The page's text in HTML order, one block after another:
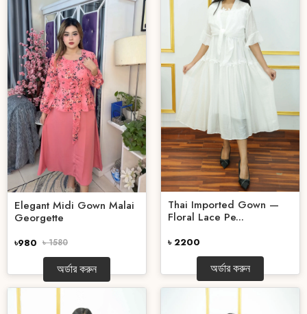
Elegant Midi Gown Malai
Georgette
৳980 ৳ 1580
অর্ডার করুন
Thai Imported Gown —
Floral Lace Pe...
৳ 2200
অর্ডার করুন